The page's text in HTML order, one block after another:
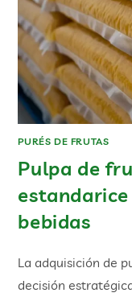
PURÉS DE FRUTAS
Pulpa de
bebidas
La adquisición de
decisión